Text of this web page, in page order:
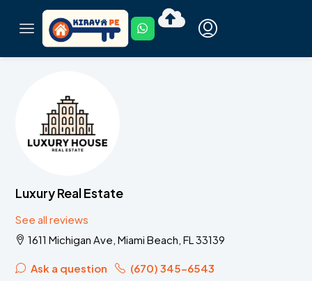
Luxury Real Estate
See all reviews
1611 Michigan Ave, Miami Beach, FL 33139
Ask a question (670) 345-6543